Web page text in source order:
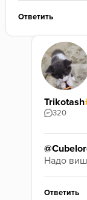
Ответить
Trikotash
320
Надо
Ответить